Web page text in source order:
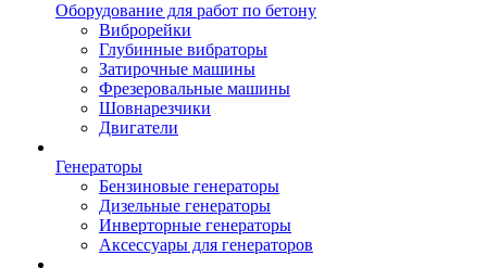
Оборудование для работ по бетону
Виброрейки
Глубинные вибраторы
Затирочные машины
Фрезеровальные машины
Шовнарезчики
Двигатели
Генераторы
Бензиновые генераторы
Дизельные генераторы
Инверторные генераторы
Аксессуары для генераторов